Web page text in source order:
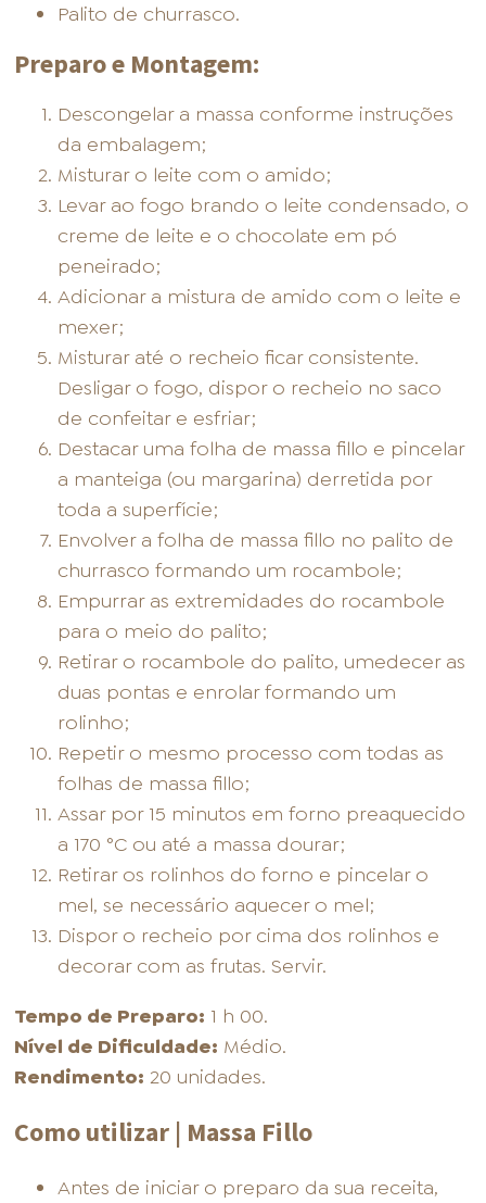
Palito de churrasco.
Preparo e Montagem:
Descongelar a massa conforme instruções
da embalagem;
Misturar o leite com o amido;
Levar ao fogo brando o leite condensado, o
creme de leite e o chocolate em pó
peneirado;
Adicionar a mistura de amido com o leite e
mexer;
Misturar até o recheio ficar consistente.
Desligar o fogo, dispor o recheio no saco
de confeitar e esfriar;
Destacar uma folha de massa fillo e pincelar
a manteiga (ou margarina) derretida por
toda a superfície;
Envolver a folha de massa fillo no palito de
churrasco formando um rocambole;
Empurrar as extremidades do rocambole
para o meio do palito;
Retirar o rocambole do palito, umedecer as
duas pontas e enrolar formando um
rolinho;
Repetir o mesmo processo com todas as
folhas de massa fillo;
Assar por 15 minutos em forno preaquecido
a 170 °C ou até a massa dourar;
Retirar os rolinhos do forno e pincelar o
mel, se necessário aquecer o mel;
Dispor o recheio por cima dos rolinhos e
decorar com as frutas. Servir.
Tempo de Preparo: 1 h 00.
Nível de Dificuldade: Médio.
Rendimento: 20 unidades.
Como utilizar | Massa Fillo
Antes de iniciar o preparo da sua receita,